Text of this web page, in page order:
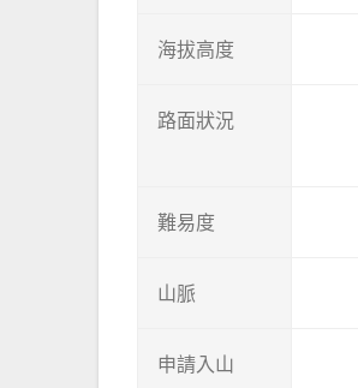
海拔高度
路面狀況
難易度
山脈
申請入山